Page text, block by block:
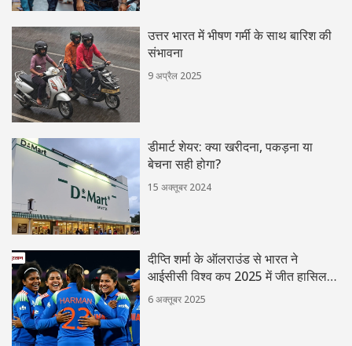
उत्तर भारत में भीषण गर्मी के साथ बारिश की
संभावना
9 अप्रैल 2025
डीमार्ट शेयर: क्या खरीदना, पकड़ना या
बेचना सही होगा?
15 अक्तूबर 2024
दीप्ति शर्मा के ऑलराउंड से भारत ने
आईसीसी विश्व कप 2025 में जीत हासिल
की
6 अक्तूबर 2025